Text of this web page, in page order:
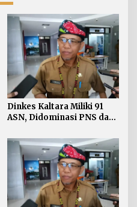
Dinkes Kaltara Miliki 91
ASN, Didominasi PNS dan